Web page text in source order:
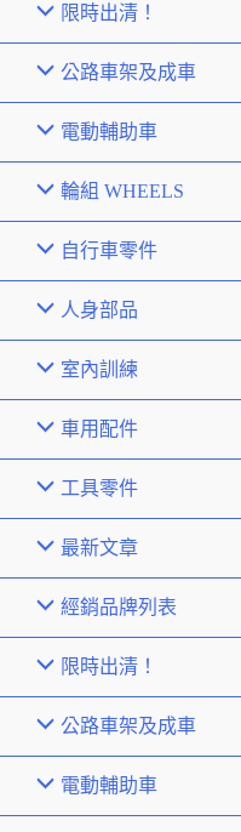
限時出清！
公路車架及成車
電動輔助車
輪組 WHEELS
自行車零件
人身部品
室內訓練
車用配件
工具零件
最新文章
經銷品牌列表
限時出清！
公路車架及成車
電動輔助車